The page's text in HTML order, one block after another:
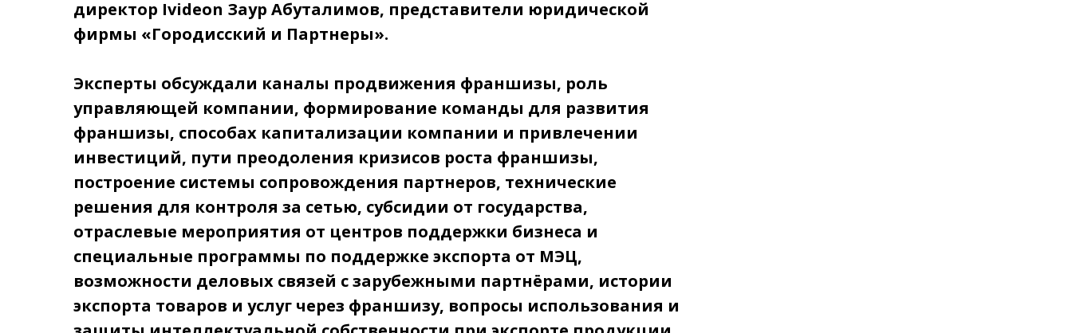
директор Ivideon Заур Абуталимов, представители юридической
фирмы «Городисский и Партнеры».
Эксперты обсуждали каналы продвижения франшизы, роль
управляющей компании, формирование команды для развития
франшизы, способах капитализации компании и привлечении
инвестиций, пути преодоления кризисов роста франшизы,
построение системы сопровождения партнеров, технические
решения для контроля за сетью, субсидии от государства,
отраслевые мероприятия от центров поддержки бизнеса и
специальные программы по поддержке экспорта от МЭЦ,
возможности деловых связей с зарубежными партнёрами, истории
экспорта товаров и услуг через франшизу, вопросы использования и